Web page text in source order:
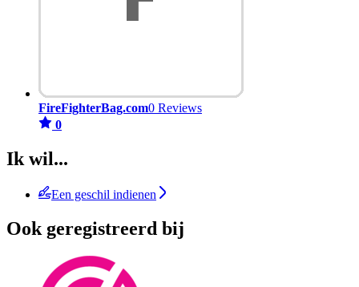
FireFighterBag.com0 Reviews
0
Ik wil...
Een geschil indienen
Ook geregistreerd bij